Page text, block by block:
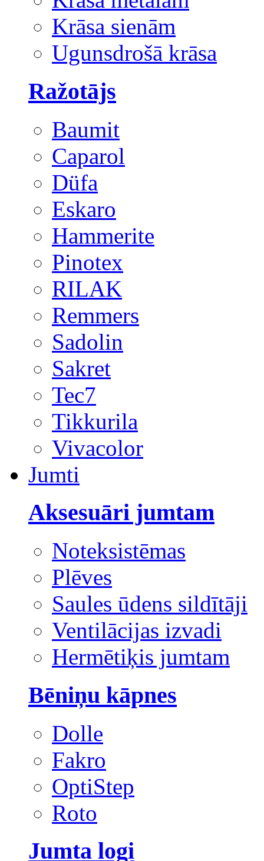
Krāsa sienām
Ugunsdrošā krāsa
Ražotājs
Baumit
Caparol
Düfa
Eskaro
Hammerite
Pinotex
RILAK
Remmers
Sadolin
Sakret
Tec7
Tikkurila
Vivacolor
Jumti
Aksesuāri jumtam
Noteksistēmas
Plēves
Saules ūdens sildītāji
Ventilācijas izvadi
Hermētiķis jumtam
Bēniņu kāpnes
Dolle
Fakro
OptiStep
Roto
Jumta logi